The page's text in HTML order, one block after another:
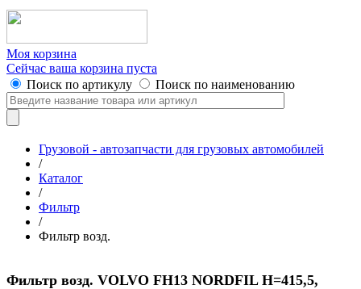
Моя корзина
Сейчас ваша корзина пуста
Поиск по артикулу
Поиск по наименованию
Грузовой - автозапчасти для грузовых автомобилей
/
Каталог
/
Фильтр
/
Фильтр возд.
Фильтр возд. VOLVO FH13 NORDFIL H=415,5,